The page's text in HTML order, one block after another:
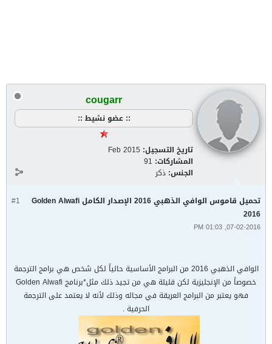
cougarr
:: عضو نشيط ::
تاريخ التسجيل: Feb 2015
المشاركات: 91
الجنس: ذكر
#1
تحميل قاموس الوافي الذهبي 2016 الإصدار الكامل Golden Alwafi
2016
07-02-2016, 01:03 PM
الوافي الذهبي 2016 من البرامج الأساسية حالياً لكل شخص هي برامج الترجمة
خصوصاً من الإنجليزية لكن قليلة هي من تجيد ذلك مثل*برنامج Golden Alwafi
فهو يعتبر من البرامج العريقة في مجاله وذلك لأنه لا يعتمد على الترجمة
الحرفية .